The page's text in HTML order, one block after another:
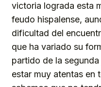
victoria lograda esta
feudo hispalense,
dificultad del
que ha variado su
partido de la
estar muy atentas en